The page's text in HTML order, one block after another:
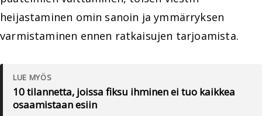
heijastaminen omin sanoin ja ymmärryksen
varmistaminen ennen ratkaisujen tarjoamista.
LUE MYÖS
10 tilannetta, joissa fiksu ihminen ei tuo kaikkea
osaamistaan esiin